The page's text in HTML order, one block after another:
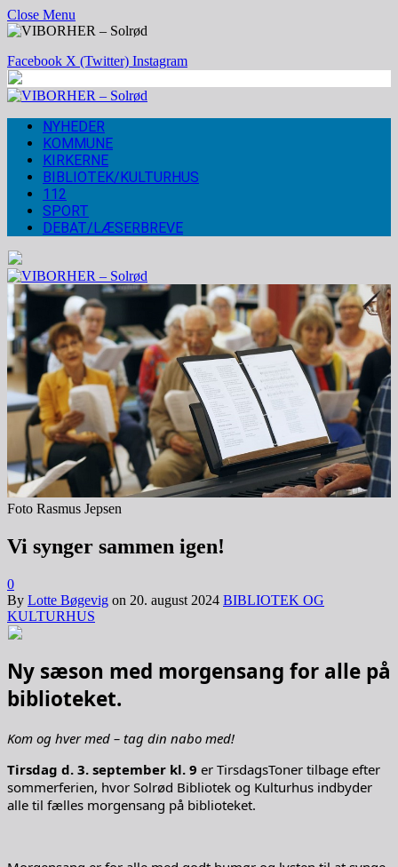
Close Menu
Facebook X (Twitter) Instagram
NYHEDER
KOMMUNE
KIRKERNE
BIBLIOTEK/KULTURHUS
112
SPORT
DEBAT/LÆSERBREVE
Foto Rasmus Jepsen
Vi synger sammen igen!
0
By Lotte Bøgevig on 20. august 2024 BIBLIOTEK OG
KULTURHUS
Ny sæson med morgensang for alle på
biblioteket.
Kom og hver med – tag din nabo med!
Tirsdag d. 3. september kl. 9 er TirsdagsToner tilbage efter
sommerferien, hvor Solrød Bibliotek og Kulturhus indbyder
alle til fælles morgensang på biblioteket.